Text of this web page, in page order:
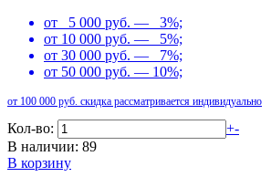
от 5 000 руб. — 3%;
от 10 000 руб. — 5%;
от 30 000 руб. — 7%;
от 50 000 руб. — 10%;
от 100 000 руб. скидка рассматривается индивидуально
Кол-во: +-
В наличии: 89
В корзину